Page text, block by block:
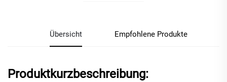
Übersicht Empfohlene Produkte
Produktkurzbeschreibung: